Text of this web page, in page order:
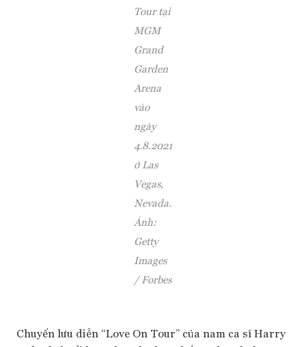
Tour tại
MGM
Grand
Garden
Arena
vào
ngày
4.8.2021
ở Las
Vegas,
Nevada.
Ảnh:
Getty
Images
/ Forbes
Chuyến lưu diễn “Love On Tour” của nam ca sĩ Harry